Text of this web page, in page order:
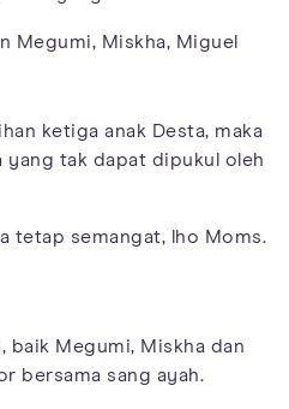
Megumi, Miskha, Miguel
ketiga anak Desta, maka
yang tak dapat dipukul oleh
tetap semangat, lho Moms.
baik Megumi, Miskha dan
bersama sang ayah.